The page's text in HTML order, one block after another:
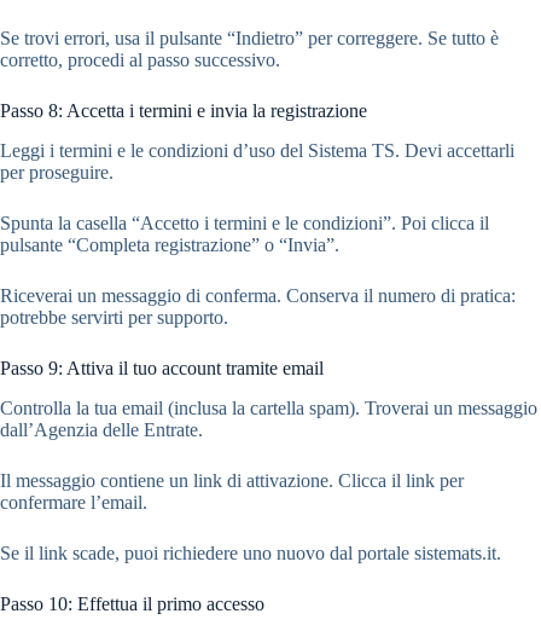
Se trovi errori, usa il pulsante “Indietro” per correggere. Se tutto è
corretto, procedi al passo successivo.
Passo 8: Accetta i termini e invia la registrazione
Leggi i termini e le condizioni d’uso del Sistema TS. Devi accettarli
per proseguire.
Spunta la casella “Accetto i termini e le condizioni”. Poi clicca il
pulsante “Completa registrazione” o “Invia”.
Riceverai un messaggio di conferma. Conserva il numero di pratica:
potrebbe servirti per supporto.
Passo 9: Attiva il tuo account tramite email
Controlla la tua email (inclusa la cartella spam). Troverai un messaggio
dall’Agenzia delle Entrate.
Il messaggio contiene un link di attivazione. Clicca il link per
confermare l’email.
Se il link scade, puoi richiedere uno nuovo dal portale sistemats.it.
Passo 10: Effettua il primo accesso